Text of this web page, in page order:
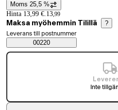
Prisinformation
Moms 25,5 %
Hinta 13,99 €. 13,99
Maksa myöhemmin Tilillä ?
Saatavuustiedot
Välj beställningssätt
Leverans till postnummer
00220
Inte